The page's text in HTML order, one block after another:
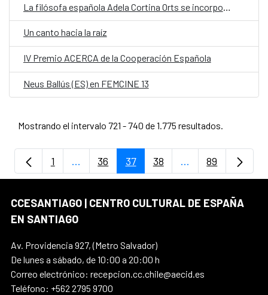
La filósofa española Adela Cortina Orts se incorpora como académica honoraria
Un canto hacia la raíz
IV Premio ACERCA de la Cooperación Española
Neus Ballús (ES) en FEMCINE 13
Mostrando el intervalo 721 - 740 de 1.775 resultados.
Página
1 ...Páginas intermedias Use TAB para
Página
36 Página
37 Página
38 ...PáginasPágina
89
CCESANTIAGO | CENTRO CULTURAL DE ESPAÑA
EN SANTIAGO
Av. Providencia 927, (Metro Salvador)
De lunes a sábado, de 10:00 a 20:00 h
Correo electrónico: recepcion.cc.chile@aecid.es
Teléfono: +562 2795 9700